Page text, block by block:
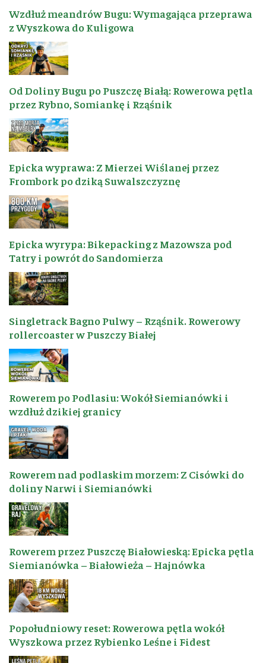
Wzdłuż meandrów Bugu: Wymagająca przeprawa
z Wyszkowa do Kuligowa
Od Doliny Bugu po Puszczę Białą: Rowerowa pętla
przez Rybno, Somiankę i Rząśnik
Epicka wyprawa: Z Mierzei Wiślanej przez
Frombork po dziką Suwalszczyznę
Epicka wyrypa: Bikepacking z Mazowsza pod
Tatry i powrót do Sandomierza
Singletrack Bagno Pulwy – Rząśnik. Rowerowy
rollercoaster w Puszczy Białej
Rowerem po Podlasiu: Wokół Siemianówki i
wzdłuż dzikiej granicy
Rowerem nad podlaskim morzem: Z Cisówki do
doliny Narwi i Siemianówki
Rowerem przez Puszczę Białowieską: Epicka pętla
Siemianówka – Białowieża – Hajnówka
Popołudniowy reset: Rowerowa pętla wokół
Wyszkowa przez Rybienko Leśne i Fidest